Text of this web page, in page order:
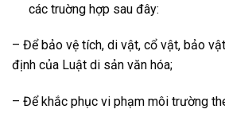
các truờng hợp sau đây:
– Để bảo vệ tích, di vật, cổ vật, bảo
định của Luật di sản văn hóa;
– Để khắc phục vi phạm môi trường